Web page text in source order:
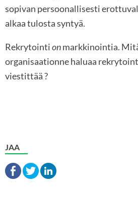
sopivan persoonallisesti
alkaa tulosta syntyä.
Rekrytointionmarkkinointia.
organisaationne haluaa
viestittää ?
JAA